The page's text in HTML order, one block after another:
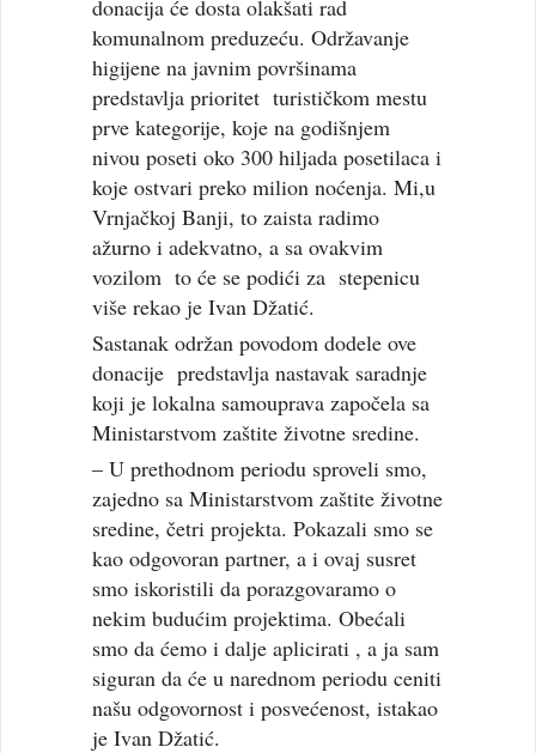
donacija će dosta olakšati rad
komunalnom preduzeću. Održavanje
higijene na javnim površinama
predstavlja prioritet turističkom mestu
prve kategorije, koje na godišnjem
nivou poseti oko 300 hiljada posetilaca i
koje ostvari preko milion noćenja. Mi,u
Vrnjačkoj Banji, to zaista radimo
ažurno i adekvatno, a sa ovakvim
vozilom to će se podići za stepenicu
više rekao je Ivan Džatić.
Sastanak održan povodom dodele ove
donacije predstavlja nastavak saradnje
koji je lokalna samouprava započela sa
Ministarstvom zaštite životne sredine.
– U prethodnom periodu sproveli smo,
zajedno sa Ministarstvom zaštite životne
sredine, četri projekta. Pokazali smo se
kao odgovoran partner, a i ovaj susret
smo iskoristili da porazgovaramo o
nekim budućim projektima. Obećali
smo da ćemo i dalje aplicirati , a ja sam
siguran da će u narednom periodu ceniti
našu odgovornost i posvećenost, istakao
je Ivan Džatić.